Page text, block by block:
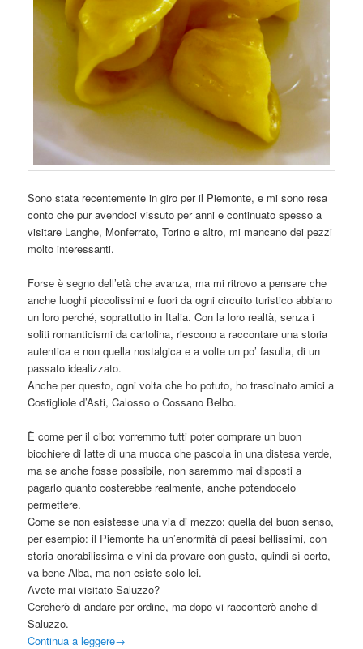
Sono stata recentemente in giro per il Piemonte, e mi sono resa
conto che pur avendoci vissuto per anni e continuato spesso a
visitare Langhe, Monferrato, Torino e altro, mi mancano dei pezzi
molto interessanti.
Forse è segno dell’età che avanza, ma mi ritrovo a pensare che
anche luoghi piccolissimi e fuori da ogni circuito turistico abbiano
un loro perché, soprattutto in Italia. Con la loro realtà, senza i
soliti romanticismi da cartolina, riescono a raccontare una storia
autentica e non quella nostalgica e a volte un po’ fasulla, di un
passato idealizzato.
Anche per questo, ogni volta che ho potuto, ho trascinato amici a
Costigliole d’Asti, Calosso o Cossano Belbo.
È come per il cibo: vorremmo tutti poter comprare un buon
bicchiere di latte di una mucca che pascola in una distesa verde,
ma se anche fosse possibile, non saremmo mai disposti a
pagarlo quanto costerebbe realmente, anche potendocelo
permettere.
Come se non esistesse una via di mezzo: quella del buon senso,
per esempio: il Piemonte ha un’enormità di paesi bellissimi, con
storia onorabilissima e vini da provare con gusto, quindi sì certo,
va bene Alba, ma non esiste solo lei.
Avete mai visitato Saluzzo?
Cercherò di andare per ordine, ma dopo vi racconterò anche di
Saluzzo.
Continua a leggere→